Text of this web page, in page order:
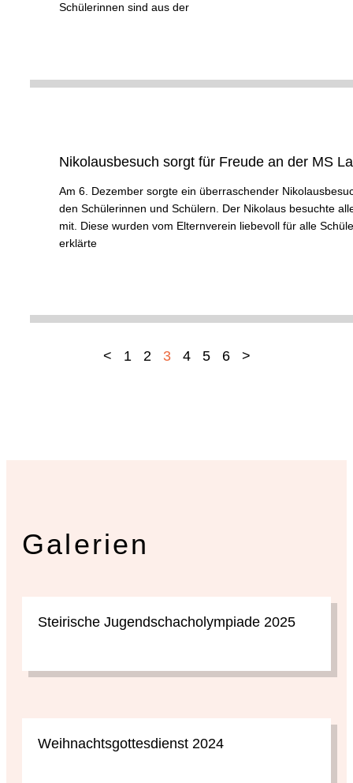
Schülerinnen sind aus der
Nikolausbesuch sorgt für Freude an der MS
Am 6. Dezember sorgte ein überraschender
den Schülerinnen und Schülern. Der Nikolaus besuchte
mit. Diese wurden vom Elternverein liebevoll für alle
erklärte
< 1 2 3 4 5 6 >
Galerien
Steirische Jugendschacholympiade 2025
Weihnachtsgottesdienst 2024